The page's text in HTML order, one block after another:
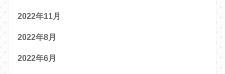
2022年11月
2022年8月
2022年6月